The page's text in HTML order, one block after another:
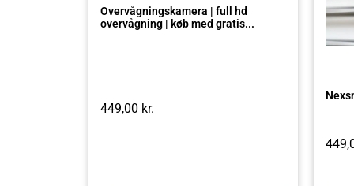
Overvågningskamera | full hd
overvågning | køb med gratis...
449,00 kr.